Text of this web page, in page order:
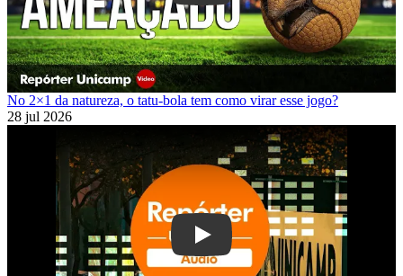
No 2×1 da natureza, o tatu-bola tem como virar esse jogo?
28 jul 2026
Play